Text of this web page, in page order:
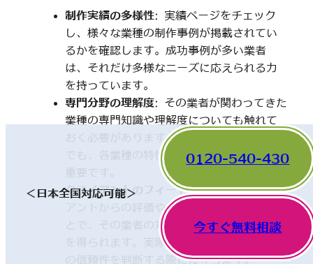
制作実績の多様性: 実績ページをチェック
し、様々な業種の制作事例が掲載されてい
るかを確認します。成功事例が多い業者
は、それだけ多様なニーズに応えられる力
を持っています。
専門分野の理解度: その業者が関わってきた
業種の専門知識や理解度についても触れて
おく必要があります。一見、異なった分野
でも、各業種の特性を理解していることが
クライアントのフィードバック: 他のクライ
アントからの評価やレビューを確認するこ
とで、その業者の対応や成果に関する情報
を得られます。実際の利用者の声は、業者
の信頼性を判断する際に役立ちます。
＜日本全国対応可能＞
0120-540-430
今すぐ無料相談